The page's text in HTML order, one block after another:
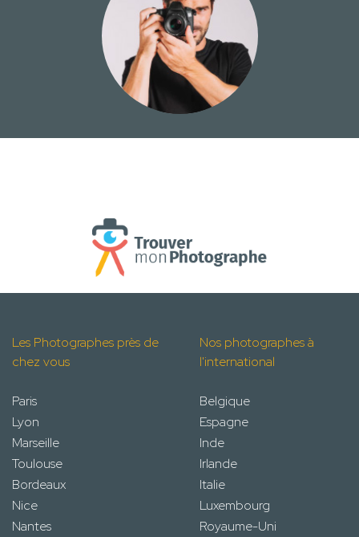
Les Photographes près de
chez vous
Paris
Lyon
Marseille
Toulouse
Bordeaux
Nice
Nantes
Nos photographes à
l'international
Belgique
Espagne
Inde
Irlande
Italie
Luxembourg
Royaume-Uni